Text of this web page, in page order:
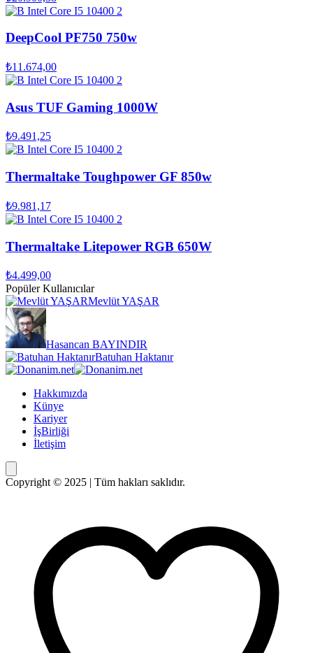
DeepCool PF750 750w
₺11.674,00
Asus TUF Gaming 1000W
₺9.491,25
Thermaltake Toughpower GF 850w
₺9.981,17
Thermaltake Litepower RGB 650W
₺4.499,00
Popüler Kullanıcılar
Mevlüt YAŞAR
Hasancan BAYINDIR
Batuhan Haktanır
Hakkımızda
Künye
Kariyer
İşBirliği
İletişim
Copyright © 2025 | Tüm hakları saklıdır.